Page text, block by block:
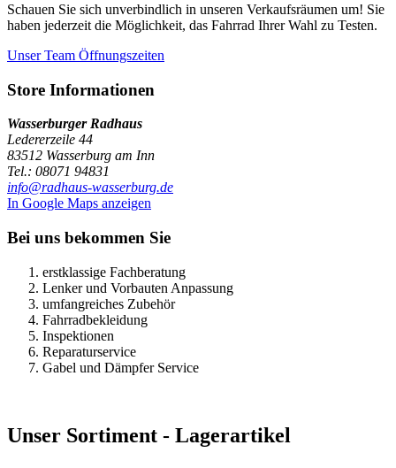
Schauen Sie sich unverbindlich in unseren Verkaufsräumen um! Sie
haben jederzeit die Möglichkeit, das Fahrrad Ihrer Wahl zu Testen.
Unser Team Öffnungszeiten
Store Informationen
Wasserburger Radhaus
Ledererzeile 44
83512 Wasserburg am Inn
Tel.: 08071 94831
info@radhaus-wasserburg.de
In Google Maps anzeigen
Bei uns bekommen Sie
erstklassige Fachberatung
Lenker und Vorbauten Anpassung
umfangreiches Zubehör
Fahrradbekleidung
Inspektionen
Reparaturservice
Gabel und Dämpfer Service
Unser Sortiment - Lagerartikel